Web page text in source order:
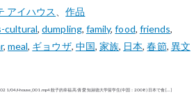
アイハウス 、作品
cultural,dumpling, family,food, friends,
, meal, ギョウザ, 中国, 家族, 日本,春節, 異文
04/i-house_001.mp4 餃子的幸福 高 倩 愛知淑徳大学留学生(中国：2008) 日本で食 […]